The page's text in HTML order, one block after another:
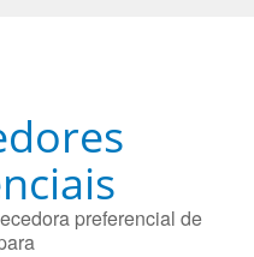
preferencial de